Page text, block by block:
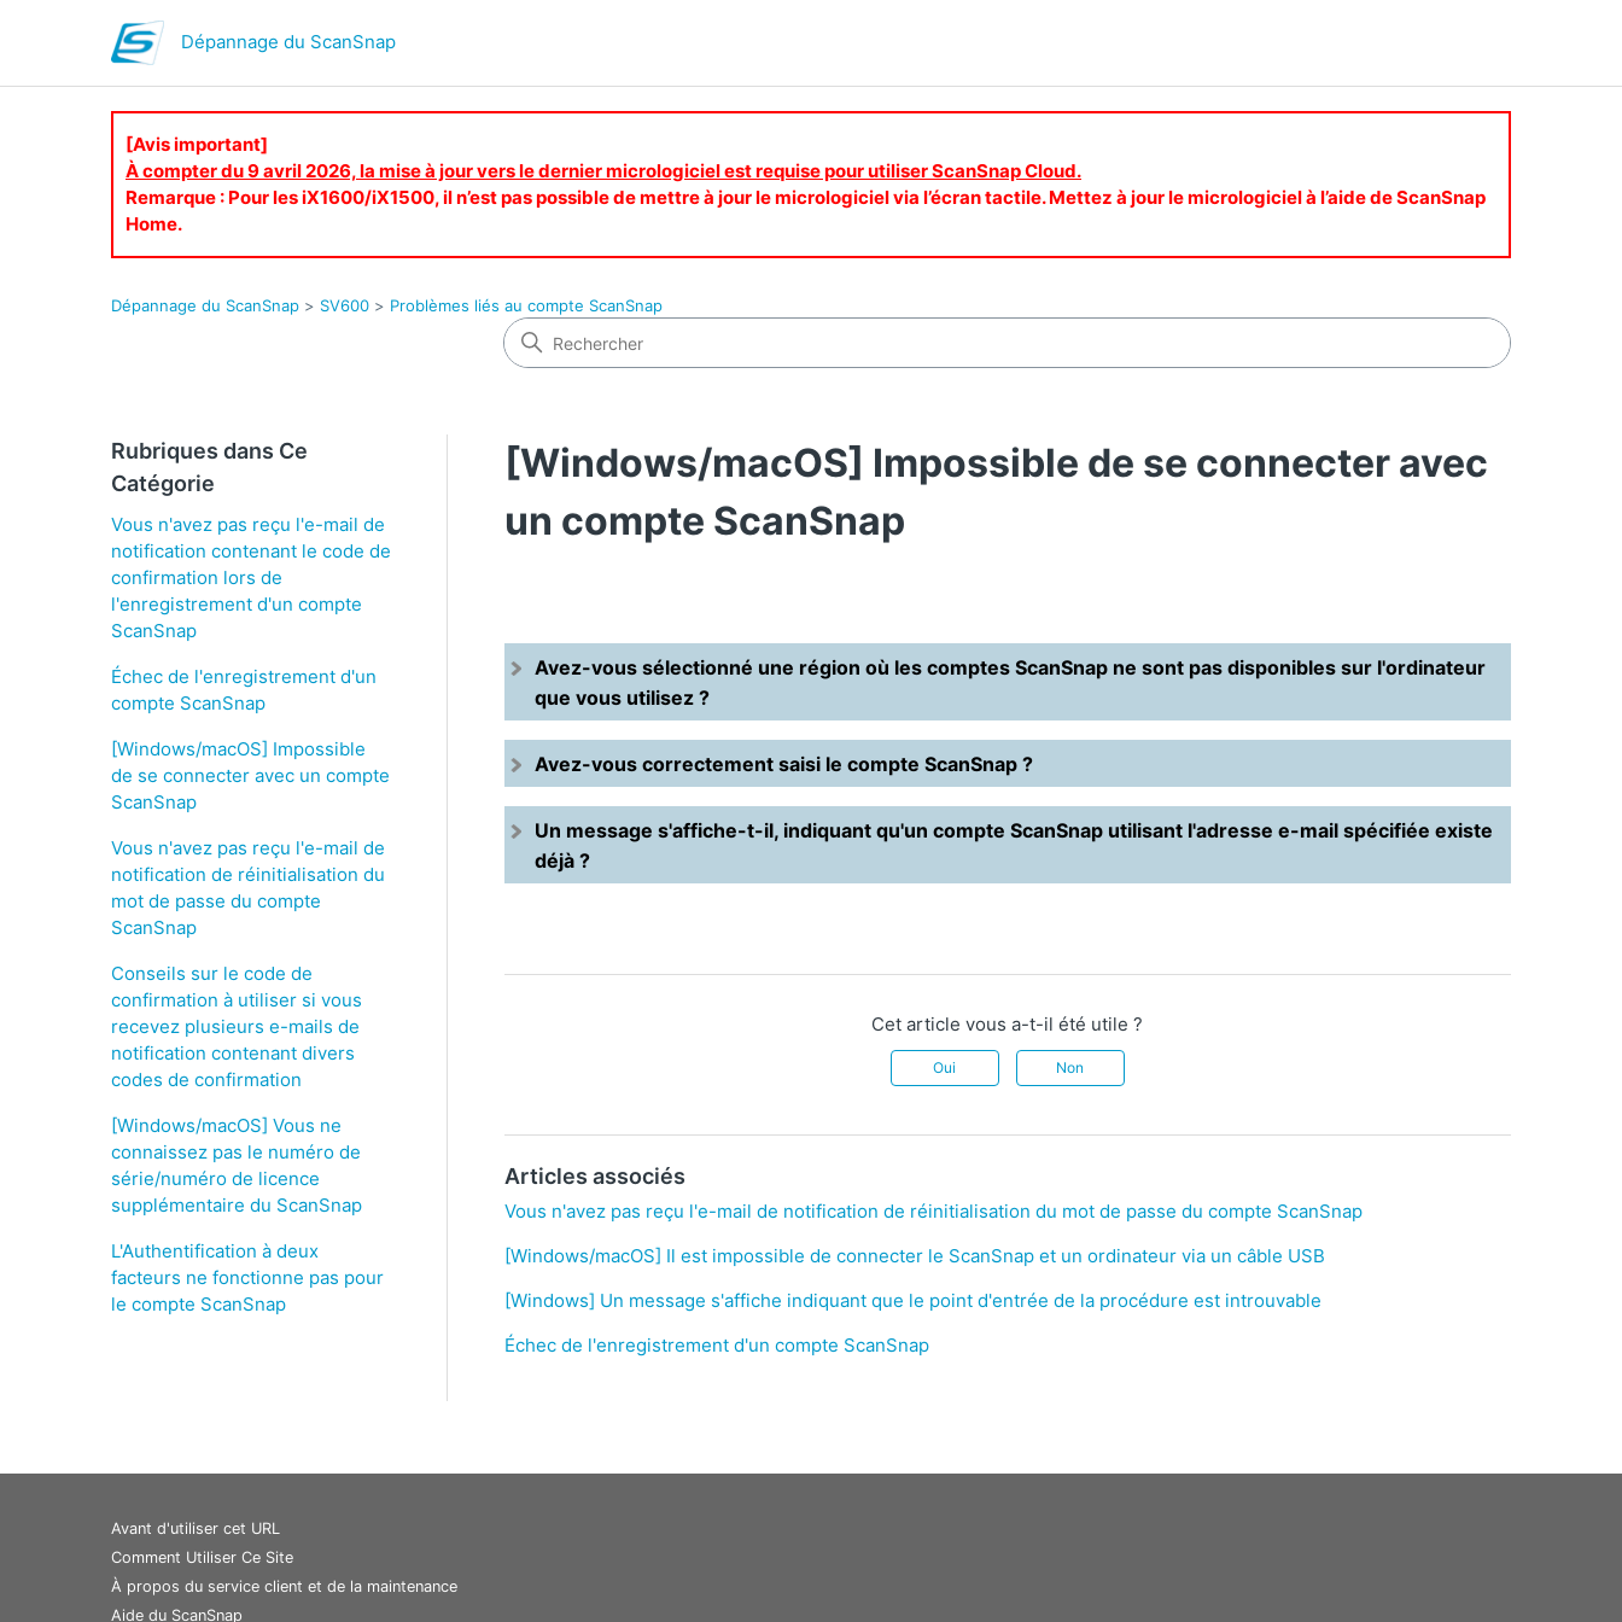
Dépannage du ScanSnap
[Avis important]
À compter du 9 avril 2026, la mise à jour vers le dernier micrologiciel est requise pour utiliser ScanSnap Cloud.
Remarque : Pour les iX1600/iX1500, il n’est pas possible de mettre à jour le micrologiciel via l’écran tactile. Mettez à jour le micrologiciel à l’aide de ScanSnap
Home.
Dépannage du ScanSnap SV600 Problèmes liés au compte ScanSnap
Rubriques dans Ce
Catégorie
Vous n'avez pas reçu l'e-mail de
notification contenant le code de
confirmation lors de
l'enregistrement d'un compte
ScanSnap
Échec de l'enregistrement d'un
compte ScanSnap
[Windows/macOS] Impossible
de se connecter avec un compte
ScanSnap
Vous n'avez pas reçu l'e-mail de
notification de réinitialisation du
mot de passe du compte
ScanSnap
Conseils sur le code de
confirmation à utiliser si vous
recevez plusieurs e-mails de
notification contenant divers
codes de confirmation
[Windows/macOS] Vous ne
connaissez pas le numéro de
série/numéro de licence
supplémentaire du ScanSnap
L'Authentification à deux
facteurs ne fonctionne pas pour
le compte ScanSnap
[Windows/macOS] Impossible de se connecter avec
un compte ScanSnap
Avez-vous sélectionné une région où les comptes ScanSnap ne sont pas disponibles sur l'ordinateur
que vous utilisez ?
Avez-vous correctement saisi le compte ScanSnap ?
Un message s'affiche-t-il, indiquant qu'un compte ScanSnap utilisant l'adresse e-mail spécifiée existe
déjà ?
Cet article vous a-t-il été utile ?
Oui Non
Articles associés
Vous n'avez pas reçu l'e-mail de notification de réinitialisation du mot de passe du compte ScanSnap
[Windows/macOS] Il est impossible de connecter le ScanSnap et un ordinateur via un câble USB
[Windows] Un message s'affiche indiquant que le point d'entrée de la procédure est introuvable
Échec de l'enregistrement d'un compte ScanSnap
Avant d'utiliser cet URL
Comment Utiliser Ce Site
À propos du service client et de la maintenance
Aide du ScanSnap